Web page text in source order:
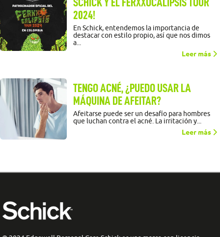
2024!
En Schick, entendemos la importancia de
destacar con estilo propio, así que nos dimos
a...
Leer más
TENGO ACNÉ, ¿PUEDO USAR LA
MÁQUINA DE AFEITAR?
Afeitarse puede ser un desafío para hombres
que luchan contra el acné. La irritación y...
Leer más